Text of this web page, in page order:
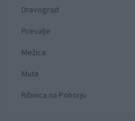
Dravograd
Prevalje
Mežica
Muta
Ribnica na Pohorju